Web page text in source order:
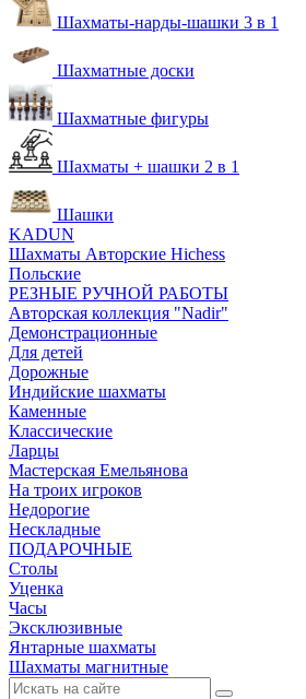
Шахматы-нарды-шашки 3 в 1
Шахматные доски
Шахматные фигуры
Шахматы + шашки 2 в 1
Шашки
KADUN
Шахматы Авторские Hichess
Польские
РЕЗНЫЕ РУЧНОЙ РАБОТЫ
Авторская коллекция "Nadir"
Демонстрационные
Для детей
Дорожные
Индийские шахматы
Каменные
Классические
Ларцы
Мастерская Емельянова
На троих игроков
Недорогие
Нескладные
ПОДАРОЧНЫЕ
Столы
Уценка
Часы
Эксклюзивные
Янтарные шахматы
Шахматы магнитные